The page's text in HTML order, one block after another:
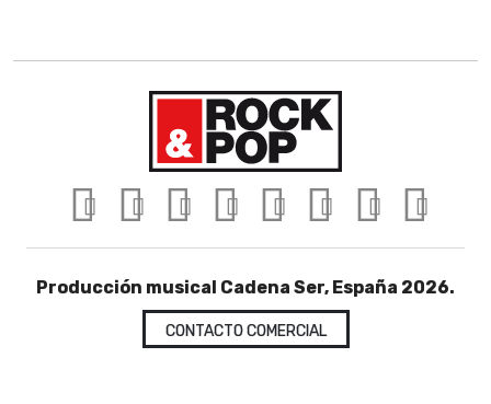
Producción musical Cadena Ser, España 2026.
CONTACTO COMERCIAL